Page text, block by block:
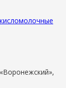
кисломолочные